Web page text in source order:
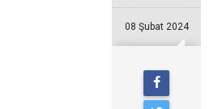
08 Şubat 2024